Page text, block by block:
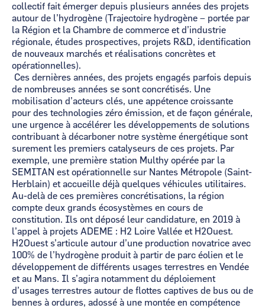
collectif fait émerger depuis plusieurs années des projets
autour de l’hydrogène (Trajectoire hydrogène – portée par
la Région et la Chambre de commerce et d’industrie
régionale, études prospectives, projets R&D, identification
de nouveaux marchés et réalisations concrètes et
opérationnelles).
Ces dernières années, des projets engagés parfois depuis
de nombreuses années se sont concrétisés. Une
mobilisation d’acteurs clés, une appétence croissante
pour des technologies zéro émission, et de façon générale,
une urgence à accélérer les développements de solutions
contribuant à décarboner notre système énergétique sont
surement les premiers catalyseurs de ces projets. Par
exemple, une première station Multhy opérée par la
SEMITAN est opérationnelle sur Nantes Métropole (Saint-
Herblain) et accueille déjà quelques véhicules utilitaires.
Au-delà de ces premières concrétisations, la région
compte deux grands écosystèmes en cours de
constitution. Ils ont déposé leur candidature, en 2019 à
l’appel à projets ADEME : H2 Loire Vallée et H2Ouest.
H2Ouest s’articule autour d’une production novatrice avec
100% de l’hydrogène produit à partir de parc éolien et le
développement de différents usages terrestres en Vendée
et au Mans. Il s’agira notamment du déploiement
d’usages terrestres autour de flottes captives de bus ou de
bennes à ordures, adossé à une montée en compétence